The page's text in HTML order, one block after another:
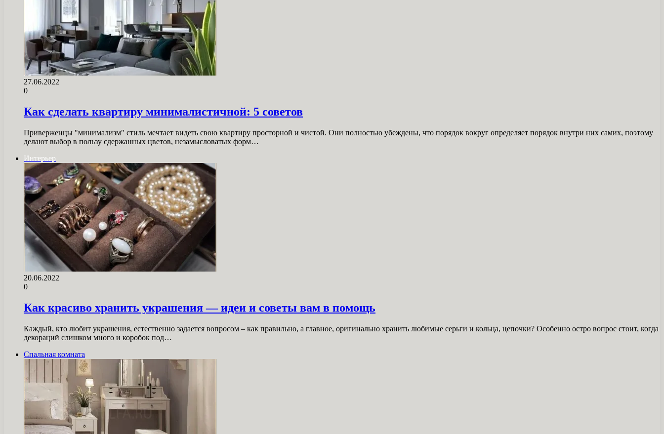
27.06.2022
0
Как сделать квартиру минималистичной: 5 советов
Приверженцы "минимализм" стиль мечтает видеть свою квартиру просторной и чистой. Они полностью убеждены, что порядок вокруг определяет порядок внутри них самих, поэтому
делают выбор в пользу сдержанных цветов, незамысловатых форм…
Интерьер
20.06.2022
0
Как красиво хранить украшения — идеи и советы вам в помощь
Каждый, кто любит украшения, естественно задается вопросом – как правильно, а главное, оригинально хранить любимые серьги и кольца, цепочки? Особенно остро вопрос стоит, когда
декораций слишком много и коробок под…
Спальная комната